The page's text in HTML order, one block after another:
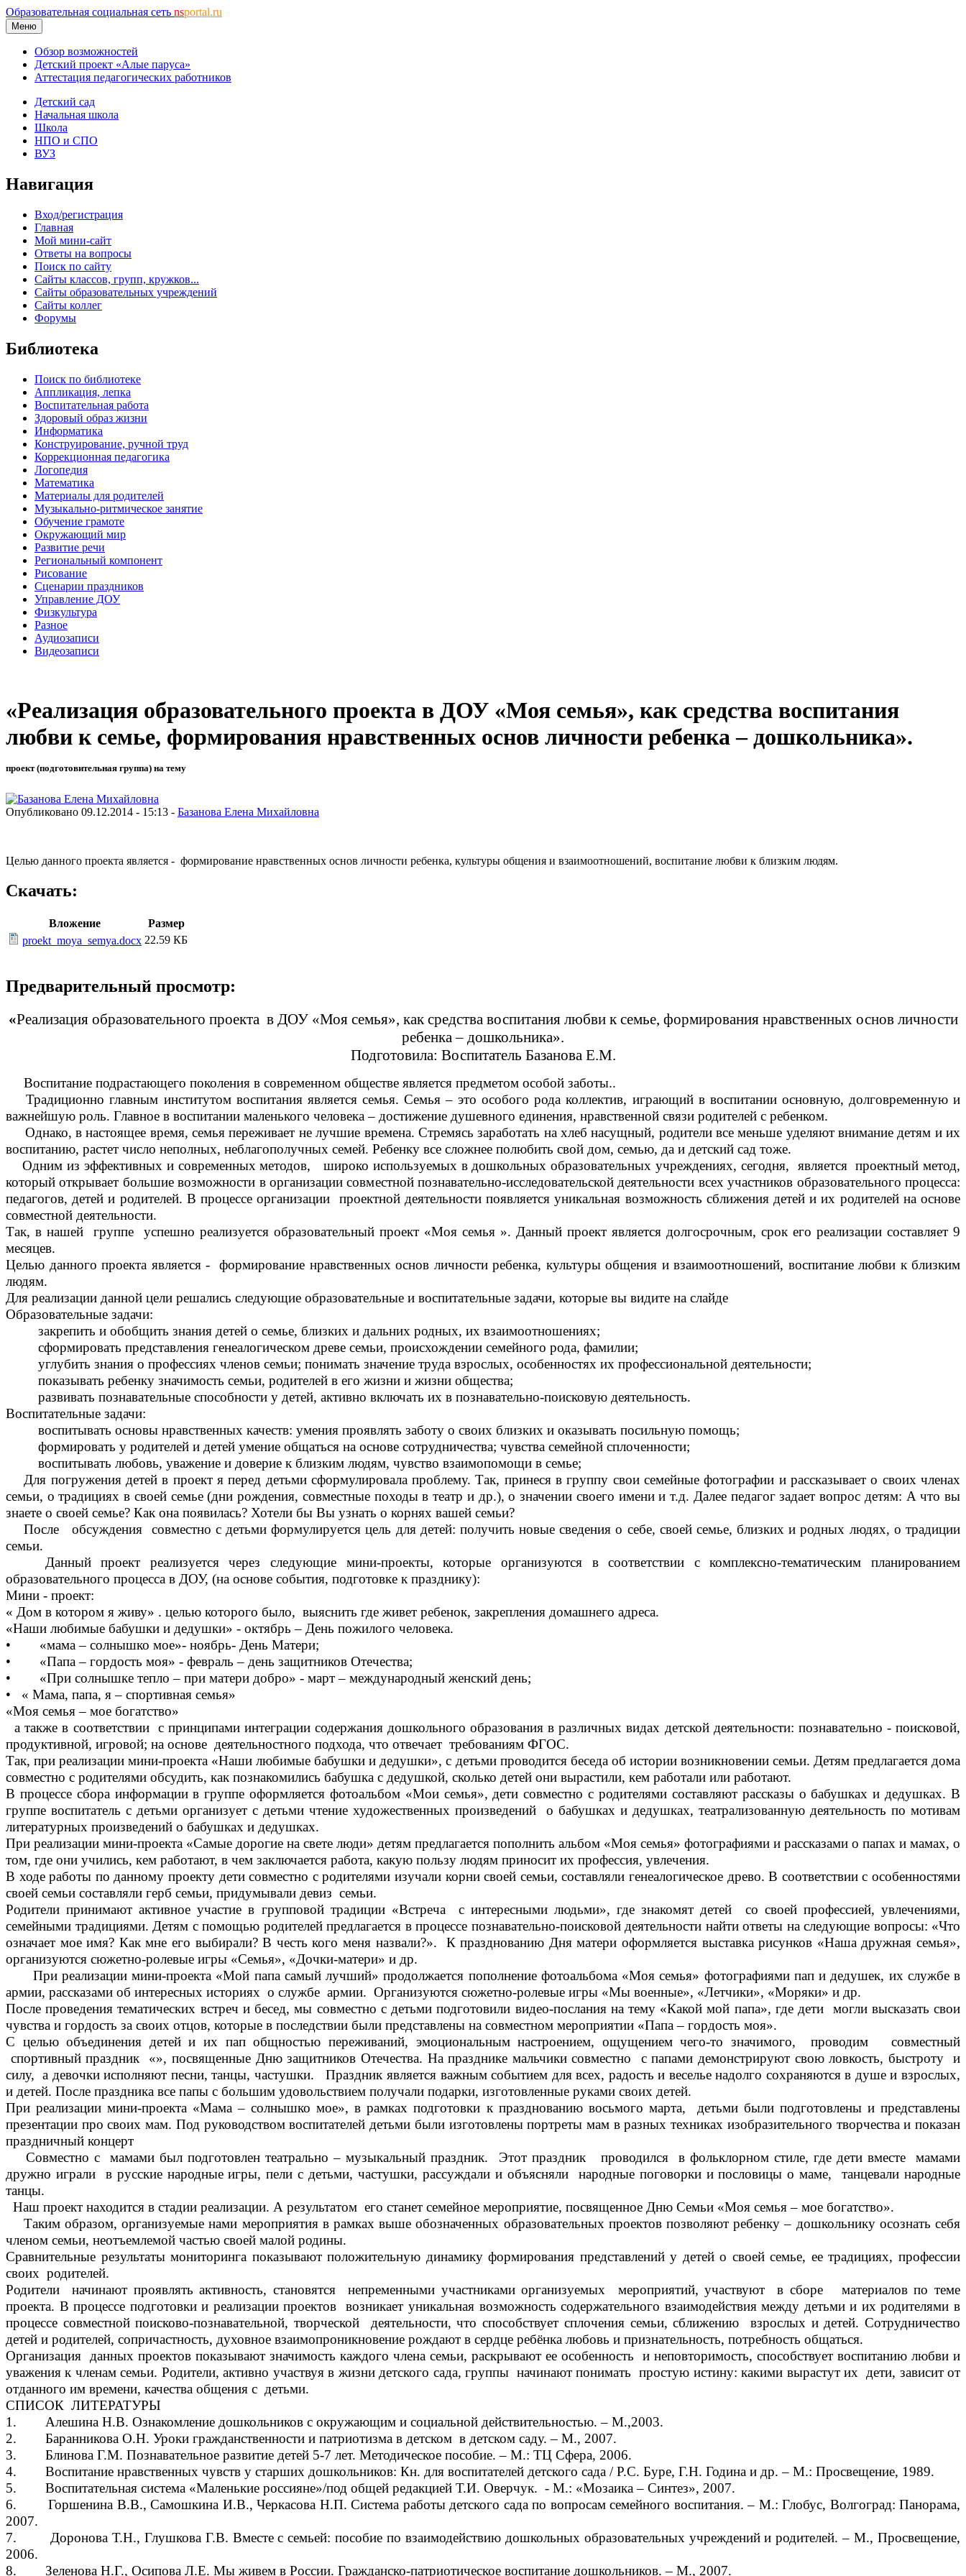
Образовательная социальная сеть nsportal.ru
Меню
Обзор возможностей
Детский проект «Алые паруса»
Аттестация педагогических работников
Детский сад
Начальная школа
Школа
НПО и СПО
ВУЗ
Навигация
Вход/регистрация
Главная
Мой мини-сайт
Ответы на вопросы
Поиск по сайту
Сайты классов, групп, кружков...
Сайты образовательных учреждений
Сайты коллег
Форумы
Библиотека
Поиск по библиотеке
Аппликация, лепка
Воспитательная работа
Здоровый образ жизни
Информатика
Конструирование, ручной труд
Коррекционная педагогика
Логопедия
Математика
Материалы для родителей
Музыкально-ритмическое занятие
Обучение грамоте
Окружающий мир
Развитие речи
Региональный компонент
Рисование
Сценарии праздников
Управление ДОУ
Физкультура
Разное
Аудиозаписи
Видеозаписи
«Реализация образовательного проекта в ДОУ «Моя семья», как средства воспитания
любви к семье, формирования нравственных основ личности ребенка – дошкольника».
проект (подготовительная группа) на тему
Опубликовано 09.12.2014 - 15:13 - Базанова Елена Михайловна
Целью данного проекта является - формирование нравственных основ личности ребенка, культуры общения и взаимоотношений, воспитание любви к близким людям.
Скачать:
Вложение
Размер
proekt_moya_semya.docx 22.59 КБ
Предварительный просмотр:
«Реализация образовательного проекта в ДОУ «Моя семья», как средства воспитания любви к семье, формирования нравственных основ личности
ребенка – дошкольника».
Подготовила: Воспитатель Базанова Е.М.
Воспитание подрастающего поколения в современном обществе является предметом особой заботы..
Традиционно главным институтом воспитания является семья. Семья – это особого рода коллектив, играющий в воспитании основную, долговременную и
важнейшую роль. Главное в воспитании маленького человека – достижение душевного единения, нравственной связи родителей с ребенком.
Однако, в настоящее время, семья переживает не лучшие времена. Стремясь заработать на хлеб насущный, родители все меньше уделяют внимание детям и их
воспитанию, растет число неполных, неблагополучных семей. Ребенку все сложнее полюбить свой дом, семью, да и детский сад тоже.
Одним из эффективных и современных методов, широко используемых в дошкольных образовательных учреждениях, сегодня, является проектный метод,
который открывает большие возможности в организации совместной познавательно-исследовательской деятельности всех участников образовательного процесса:
педагогов, детей и родителей. В процессе организации проектной деятельности появляется уникальная возможность сближения детей и их родителей на основе
совместной деятельности.
Так, в нашей группе успешно реализуется образовательный проект «Моя семья ». Данный проект является долгосрочным, срок его реализации составляет 9
месяцев.
Целью данного проекта является - формирование нравственных основ личности ребенка, культуры общения и взаимоотношений, воспитание любви к близким
людям.
Для реализации данной цели решались следующие образовательные и воспитательные задачи, которые вы видите на слайде
Образовательные задачи:
закрепить и обобщить знания детей о семье, близких и дальних родных, их взаимоотношениях;
сформировать представления генеалогическом древе семьи, происхождении семейного рода, фамилии;
углубить знания о профессиях членов семьи; понимать значение труда взрослых, особенностях их профессиональной деятельности;
показывать ребенку значимость семьи, родителей в его жизни и жизни общества;
развивать познавательные способности у детей, активно включать их в познавательно-поисковую деятельность.
Воспитательные задачи:
воспитывать основы нравственных качеств: умения проявлять заботу о своих близких и оказывать посильную помощь;
формировать у родителей и детей умение общаться на основе сотрудничества; чувства семейной сплоченности;
воспитывать любовь, уважение и доверие к близким людям, чувство взаимопомощи в семье;
Для погружения детей в проект я перед детьми сформулировала проблему. Так, принеся в группу свои семейные фотографии и рассказывает о своих членах
семьи, о традициях в своей семье (дни рождения, совместные походы в театр и др.), о значении своего имени и т.д. Далее педагог задает вопрос детям: А что вы
знаете о своей семье? Как она появилась? Хотели бы Вы узнать о корнях вашей семьи?
После обсуждения совместно с детьми формулируется цель для детей: получить новые сведения о себе, своей семье, близких и родных людях, о традиции
семьи.
Данный проект реализуется через следующие мини-проекты, которые организуются в соответствии с комплексно-тематическим планированием
образовательного процесса в ДОУ, (на основе события, подготовке к празднику):
Мини - проект:
« Дом в котором я живу» . целью которого было, выяснить где живет ребенок, закрепления домашнего адреса.
«Наши любимые бабушки и дедушки» - октябрь – День пожилого человека.
• «мама – солнышко мое»- ноябрь- День Матери;
• «Папа – гордость моя» - февраль – день защитников Отечества;
• «При солнышке тепло – при матери добро» - март – международный женский день;
• « Мама, папа, я – спортивная семья»
«Моя семья – мое богатство»
а также в соответствии с принципами интеграции содержания дошкольного образования в различных видах детской деятельности: познавательно - поисковой,
продуктивной, игровой; на основе деятельностного подхода, что отвечает требованиям ФГОС.
Так, при реализации мини-проекта «Наши любимые бабушки и дедушки», с детьми проводится беседа об истории возникновении семьи. Детям предлагается дома
совместно с родителями обсудить, как познакомились бабушка с дедушкой, сколько детей они вырастили, кем работали или работают.
В процессе сбора информации в группе оформляется фотоальбом «Мои семья», дети совместно с родителями составляют рассказы о бабушках и дедушках. В
группе воспитатель с детьми организует с детьми чтение художественных произведений о бабушках и дедушках, театрализованную деятельность по мотивам
литературных произведений о бабушках и дедушках.
При реализации мини-проекта «Самые дорогие на свете люди» детям предлагается пополнить альбом «Моя семья» фотографиями и рассказами о папах и мамах, о
том, где они учились, кем работают, в чем заключается работа, какую пользу людям приносит их профессия, увлечения.
В ходе работы по данному проекту дети совместно с родителями изучали корни своей семьи, составляли генеалогическое древо. В соответствии с особенностями
своей семьи составляли герб семьи, придумывали девиз семьи.
Родители принимают активное участие в групповой традиции «Встреча с интересными людьми», где знакомят детей со своей профессией, увлечениями,
семейными традициями. Детям с помощью родителей предлагается в процессе познавательно-поисковой деятельности найти ответы на следующие вопросы: «Что
означает мое имя? Как мне его выбирали? В честь кого меня назвали?». К празднованию Дня матери оформляется выставка рисунков «Наша дружная семья»,
организуются сюжетно-ролевые игры «Семья», «Дочки-матери» и др.
При реализации мини-проекта «Мой папа самый лучший» продолжается пополнение фотоальбома «Моя семья» фотографиями пап и дедушек, их службе в
армии, рассказами об интересных историях о службе армии. Организуются сюжетно-ролевые игры «Мы военные», «Летчики», «Моряки» и др.
После проведения тематических встреч и бесед, мы совместно с детьми подготовили видео-послания на тему «Какой мой папа», где дети могли высказать свои
чувства и гордость за своих отцов, которые в последствии были представлены на совместном мероприятии «Папа – гордость моя».
С целью объединения детей и их пап общностью переживаний, эмоциональным настроением, ощущением чего-то значимого, проводим совместный
спортивный праздник «», посвященные Дню защитников Отечества. На празднике мальчики совместно с папами демонстрируют свою ловкость, быстроту и
силу, а девочки исполняют песни, танцы, частушки. Праздник является важным событием для всех, радость и веселье надолго сохраняются в душе и взрослых,
и детей. После праздника все папы с большим удовольствием получали подарки, изготовленные руками своих детей.
При реализации мини-проекта «Мама – солнышко мое», в рамках подготовки к празднованию восьмого марта, детьми были подготовлены и представлены
презентации про своих мам. Под руководством воспитателей детьми были изготовлены портреты мам в разных техниках изобразительного творчества и показан
праздничный концерт
Совместно с мамами был подготовлен театрально – музыкальный праздник. Этот праздник проводился в фольклорном стиле, где дети вместе мамами
дружно играли в русские народные игры, пели с детьми, частушки, рассуждали и объясняли народные поговорки и пословицы о маме, танцевали народные
танцы.
Наш проект находится в стадии реализации. А результатом его станет семейное мероприятие, посвященное Дню Семьи «Моя семья – мое богатство».
Таким образом, организуемые нами мероприятия в рамках выше обозначенных образовательных проектов позволяют ребенку – дошкольнику осознать себя
членом семьи, неотъемлемой частью своей малой родины.
Сравнительные результаты мониторинга показывают положительную динамику формирования представлений у детей о своей семье, ее традициях, профессии
своих родителей.
Родители начинают проявлять активность, становятся непременными участниками организуемых мероприятий, участвуют в сборе материалов по теме
проекта. В процессе подготовки и реализации проектов возникает уникальная возможность содержательного взаимодействия между детьми и их родителями в
процессе совместной поисково-познавательной, творческой деятельности, что способствует сплочения семьи, сближению взрослых и детей. Сотрудничество
детей и родителей, сопричастность, духовное взаимопроникновение рождают в сердце ребёнка любовь и признательность, потребность общаться.
Организация данных проектов показывают значимость каждого члена семьи, раскрывают ее особенность и неповторимость, способствует воспитанию любви и
уважения к членам семьи. Родители, активно участвуя в жизни детского сада, группы начинают понимать простую истину: какими вырастут их дети, зависит от
отданного им времени, качества общения с детьми.
СПИСОК ЛИТЕРАТУРЫ
1. Алешина Н.В. Ознакомление дошкольников с окружающим и социальной действительностью. – М.,2003.
2. Баранникова О.Н. Уроки гражданственности и патриотизма в детском в детском саду. – М., 2007.
3. Блинова Г.М. Познавательное развитие детей 5-7 лет. Методическое пособие. – М.: ТЦ Сфера, 2006.
4. Воспитание нравственных чувств у старших дошкольников: Кн. для воспитателей детского сада / Р.С. Буре, Г.Н. Година и др. – М.: Просвещение, 1989.
5. Воспитательная система «Маленькие россияне»/под общей редакцией Т.И. Оверчук. - М.: «Мозаика – Синтез», 2007.
6. Горшенина В.В., Самошкина И.В., Черкасова Н.П. Система работы детского сада по вопросам семейного воспитания. – М.: Глобус, Волгоград: Панорама,
2007.
7. Доронова Т.Н., Глушкова Г.В. Вместе с семьей: пособие по взаимодействию дошкольных образовательных учреждений и родителей. – М., Просвещение,
2006.
8. Зеленова Н.Г., Осипова Л.Е. Мы живем в России. Гражданско-патриотическое воспитание дошкольников. – М., 2007.